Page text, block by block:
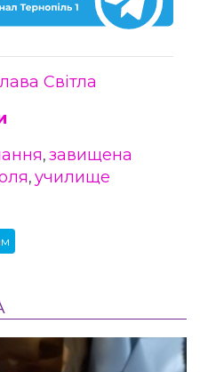
Світла
, завищена
, училище